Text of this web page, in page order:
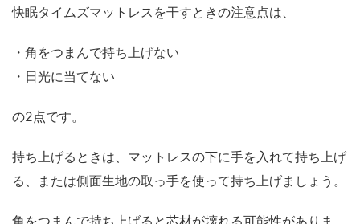
快眠タイムズマットレスを干すときの注意点は、
・角をつまんで持ち上げない
・日光に当てない
の2点です。
持ち上げるときは、マットレスの下に手を入れて持ち上げ
る、または側面生地の取っ手を使って持ち上げましょう。